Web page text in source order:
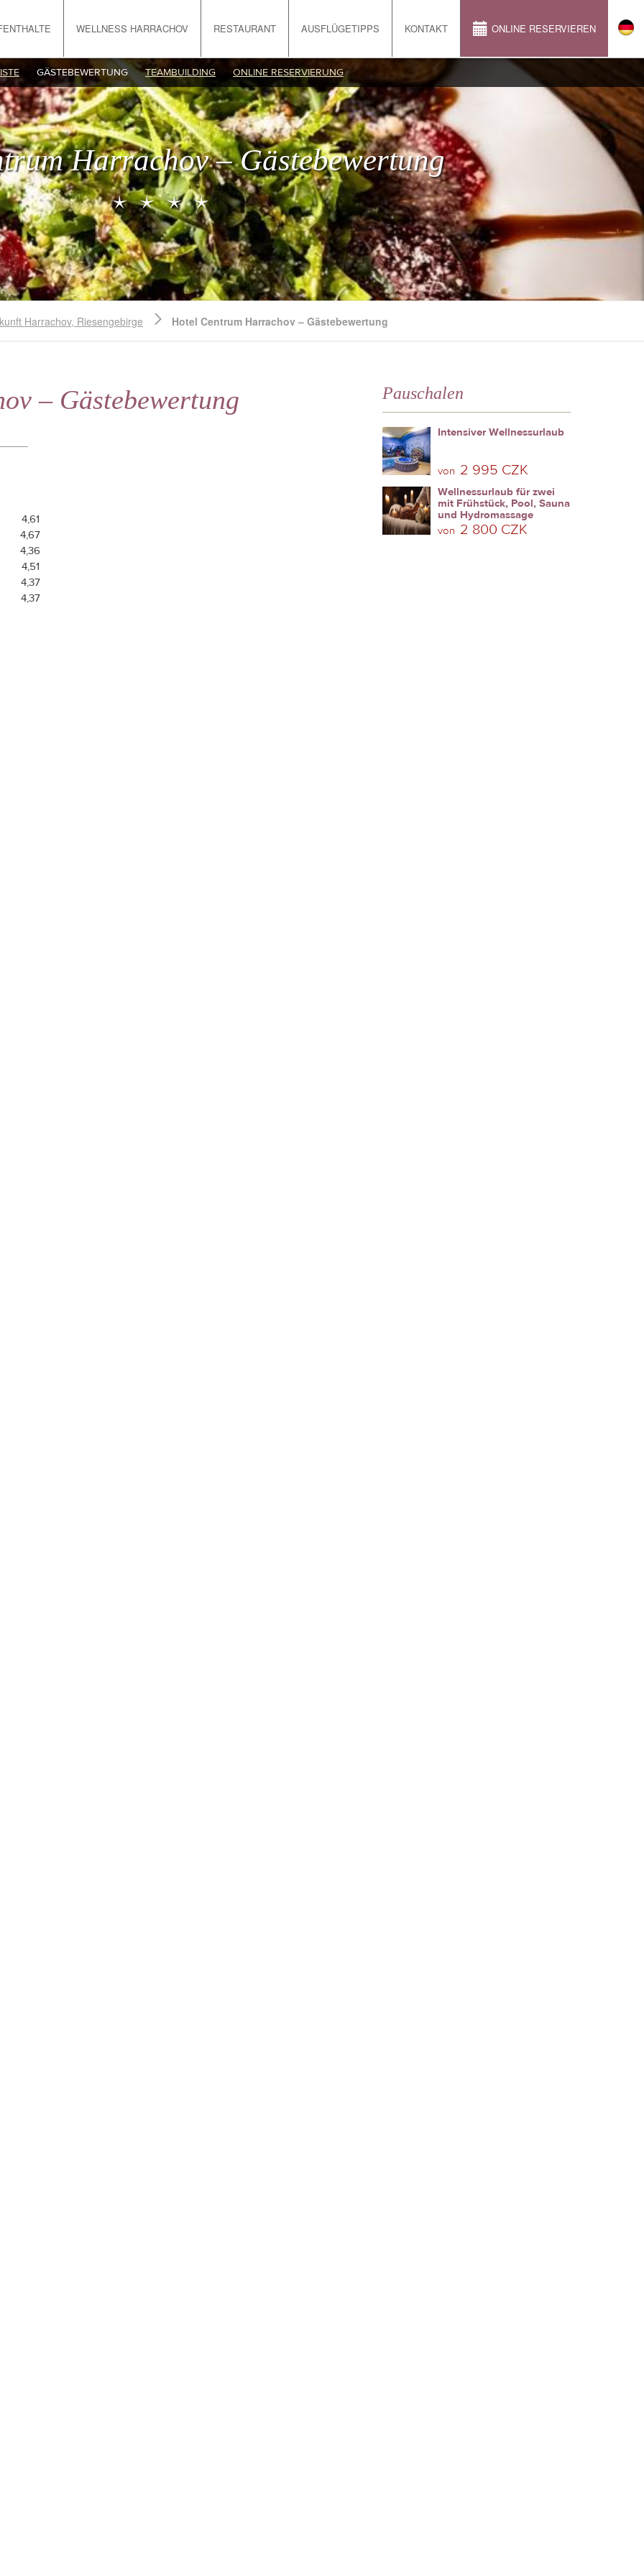
WELLNESS HARRACHOV RESTAURANT AUSFLÜGETIPPS KONTAKT ONLINE RESERVIEREN
GÄSTEBEWERTUNG TEAMBUILDING ONLINE RESERVIERUNG
Harrachov – Gästebewertung
Harrachov, Riesengebirge Hotel Centrum Harrachov – Gästebewertung
– Gästebewertung
4,61
4,67
4,36
4,51
4,37
4,37
Pauschalen
Intensiver Wellnessurlaub
von 2 995 CZK
Wellnessurlaub für zwei
mit Frühstück, Pool, Sauna
und Hydromassage
von 2 800 CZK